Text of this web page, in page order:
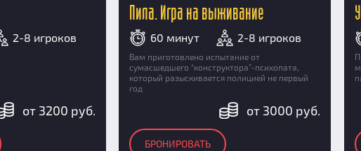
2-8 игроков
от 3200 руб.
Пила. Игра на выживание
60 минут 2-8 игроков
Вам приготовлено испытание от
сумасшедшего “конструктора”-психопата,
который разыскивается полицией не первый
год
от 3000 руб.
БРОНИРОВАТЬ